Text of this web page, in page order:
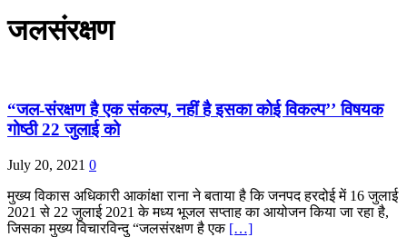
जलसंरक्षण
“जल-संरक्षण है एक संकल्प, नहीं है इसका कोई विकल्प’’ विषयक
गोष्ठी 22 जुलाई को
July 20, 2021 0
मुख्य विकास अधिकारी आकांक्षा राना ने बताया है कि जनपद हरदोई में 16 जुलाई
2021 से 22 जुलाई 2021 के मध्य भूजल सप्ताह का आयोजन किया जा रहा है,
जिसका मुख्य विचारविन्दु “जलसंरक्षण है एक […]